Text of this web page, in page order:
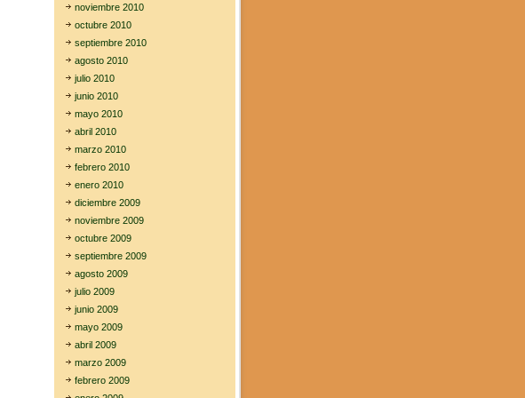
noviembre 2010
octubre 2010
septiembre 2010
agosto 2010
julio 2010
junio 2010
mayo 2010
abril 2010
marzo 2010
febrero 2010
enero 2010
diciembre 2009
noviembre 2009
octubre 2009
septiembre 2009
agosto 2009
julio 2009
junio 2009
mayo 2009
abril 2009
marzo 2009
febrero 2009